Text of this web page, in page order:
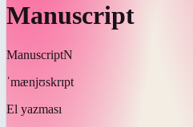
Manuscript
ManuscriptN
ˈmænjʊskrɪpt
El yazması